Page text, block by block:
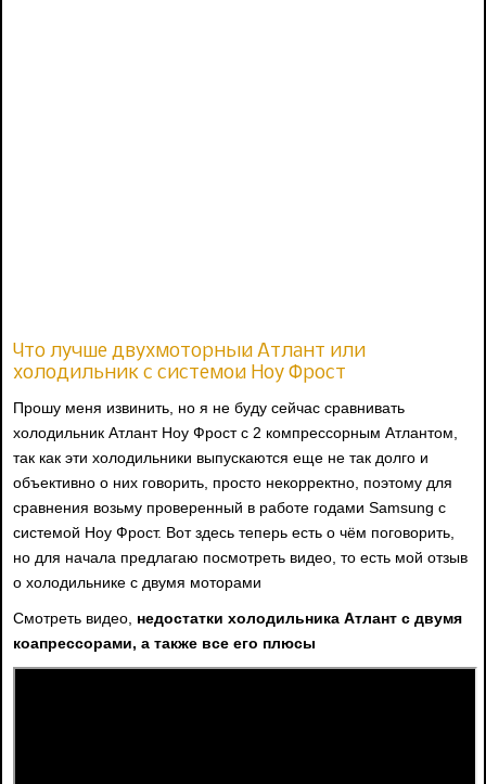
Что лучше двухмоторный Атлант или
холодильник с системой Ноу Фрост
Прошу меня извинить, но я не буду сейчас сравнивать
холодильник Атлант Ноу Фрост с 2 компрессорным Атлантом,
так как эти холодильники выпускаются еще не так долго и
объективно о них говорить, просто некорректно, поэтому для
сравнения возьму проверенный в работе годами Samsung с
системой Ноу Фрост. Вот здесь теперь есть о чём поговорить,
но для начала предлагаю посмотреть видео, то есть мой отзыв
о холодильнике с двумя моторами
Смотреть видео, недостатки холодильника Атлант с двумя
коапрессорами, а также все его плюсы